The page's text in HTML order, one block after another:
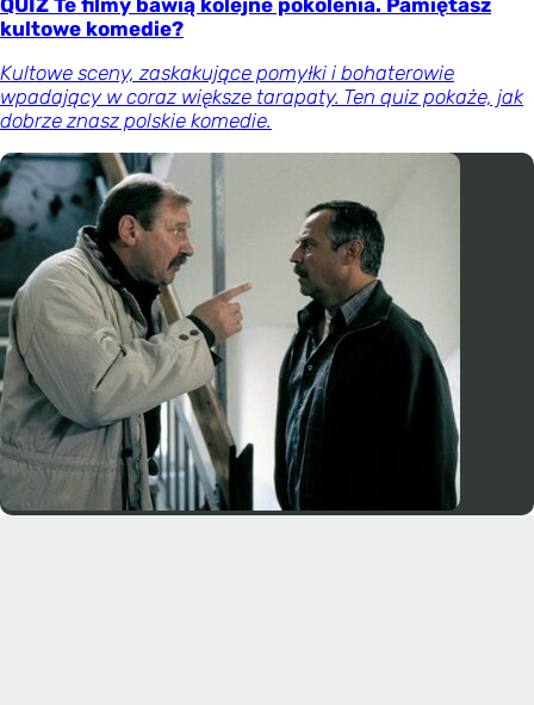
kultowe komedie?
Kultowe sceny, zaskakujące pomyłki i bohaterowie
wpadający w coraz większe tarapaty. Ten quiz pokaże, jak
dobrze znasz polskie komedie.